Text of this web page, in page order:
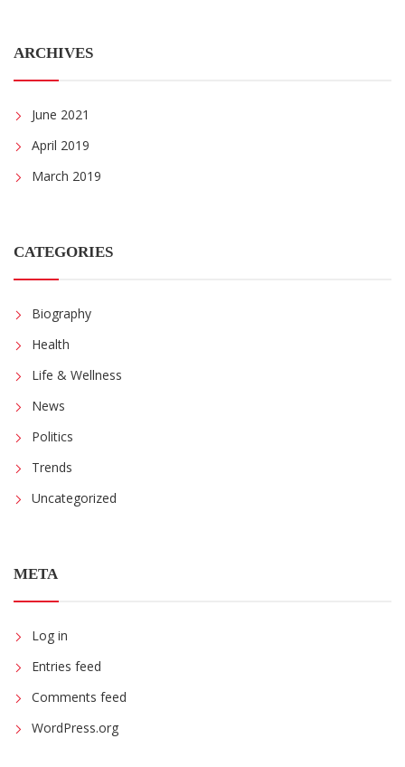
ARCHIVES
June 2021
April 2019
March 2019
CATEGORIES
Biography
Health
Life & Wellness
News
Politics
Trends
Uncategorized
META
Log in
Entries feed
Comments feed
WordPress.org